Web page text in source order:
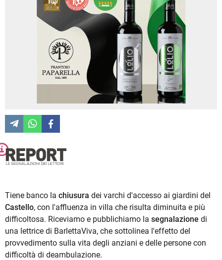
Tiene banco la chiusura dei varchi d'accesso ai giardini del
Castello, con l'affluenza in villa che risulta diminuita e più
difficoltosa. Riceviamo e pubblichiamo la segnalazione di
una lettrice di BarlettaViva, che sottolinea l'effetto del
provvedimento sulla vita degli anziani e delle persone con
difficoltà di deambulazione.